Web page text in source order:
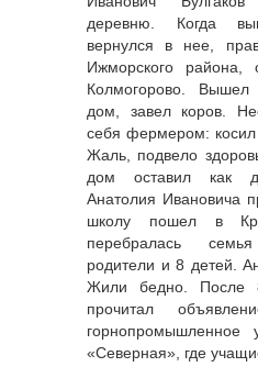
деревню. Когда
вернулся в нее,
Ижморского
Колмогорово.
дом, завел коров.
себя фермером:
Жаль, подвело
дом оставил как
Анатолия Ивановича
школу пошел в
перебралась
родители и 8 детей.
Жили бедно. После
прочитал
«Северная», где